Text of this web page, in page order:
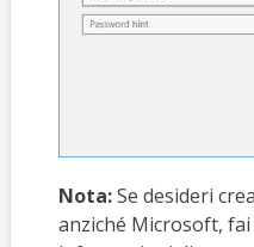
Nota:Se desideri
anziché Microsoft,